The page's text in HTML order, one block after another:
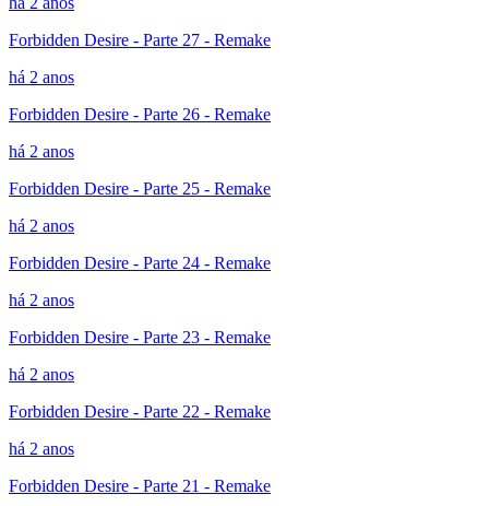
Forbidden Desire - Parte 27 - Remake
há 2 anos
Forbidden Desire - Parte 26 - Remake
há 2 anos
Forbidden Desire - Parte 25 - Remake
há 2 anos
Forbidden Desire - Parte 24 - Remake
há 2 anos
Forbidden Desire - Parte 23 - Remake
há 2 anos
Forbidden Desire - Parte 22 - Remake
há 2 anos
Forbidden Desire - Parte 21 - Remake